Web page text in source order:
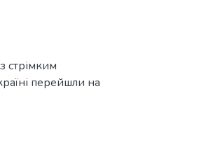
current non-
and
experiences to
The
educators capable
advocating for the
стрімким
перейшли на